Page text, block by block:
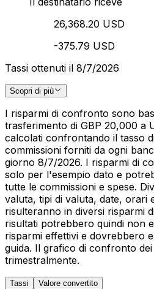
26,368.20 USD
-375.79 USD
Tassi ottenuti il 8/7/2026
Scopri di più
I risparmi di confronto sono
trasferimento di GBP 20,000 a
calcolati confrontando il tasso
commissioni forniti da ogni
giorno 8/7/2026. I risparmi di
solo per l'esempio dato e
tutte le commissioni e spese.
valuta, tipi di valuta, date, orari
risulteranno in diversi risparmi
risultati potrebbero quindi non
risparmi effettivi e dovrebbero
guida. Il grafico di confronto
trimestralmente.
Tassi Valore convertito